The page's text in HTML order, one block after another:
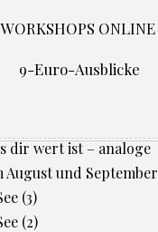
WORKSHOPS ONLINE
9-Euro-Ausblicke
dir wert ist – analoge
August und September
(3)
(2)